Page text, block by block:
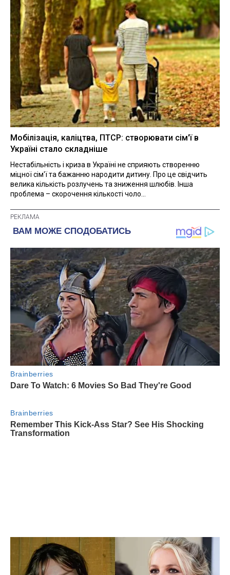
Мобілізація, каліцтва, ПТСР: створювати сім'ї в
Україні стало складніше
Нестабільність і криза в Україні не сприяють створенню
міцної сім'ї та бажанню народити дитину. Про це свідчить
велика кількість розлучень та зниження шлюбів. Інша
проблема – скорочення кількості чоло...